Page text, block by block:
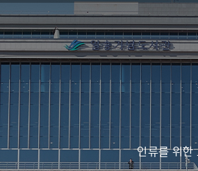
인류를 위한